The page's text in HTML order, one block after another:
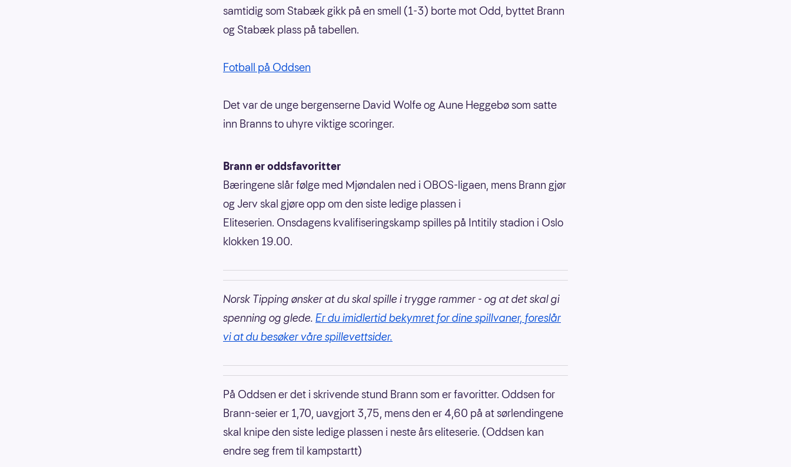
samtidig som Stabæk gikk på en smell (1-3) borte mot Odd, byttet Brann
og Stabæk plass på tabellen.
Fotball på Oddsen
Det var de unge bergenserne David Wolfe og Aune Heggebø som satte
inn Branns to uhyre viktige scoringer.
Brann er oddsfavoritter
Bæringene slår følge med Mjøndalen ned i OBOS-ligaen, mens Brann gjør
og Jerv skal gjøre opp om den siste ledige plassen i
Eliteserien. Onsdagens kvalifiseringskamp spilles på Intitily stadion i Oslo
klokken 19.00.
Norsk Tipping ønsker at du skal spille i trygge rammer - og at det skal gi
spenning og glede. Er du imidlertid bekymret for dine spillvaner, foreslår
vi at du besøker våre spillevettsider.
På Oddsen er det i skrivende stund Brann som er favoritter. Oddsen for
Brann-seier er 1,70, uavgjort 3,75, mens den er 4,60 på at sørlendingene
skal knipe den siste ledige plassen i neste års eliteserie. (Oddsen kan
endre seg frem til kampstartt)